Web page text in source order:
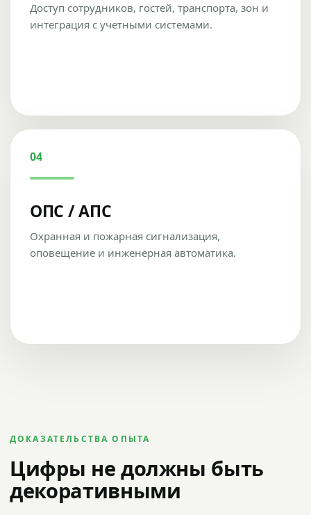
Доступ сотрудников, гостей, транспорта, зон и
интеграция с учетными системами.
04
ОПС / АПС
Охранная и пожарная сигнализация,
оповещение и инженерная автоматика.
ДОКАЗАТЕЛЬСТВА ОПЫТА
Цифры не должны быть
декоративными